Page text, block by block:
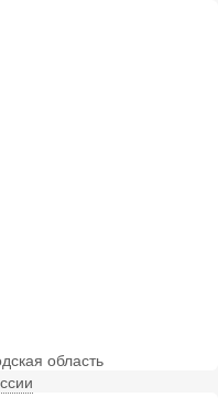
область